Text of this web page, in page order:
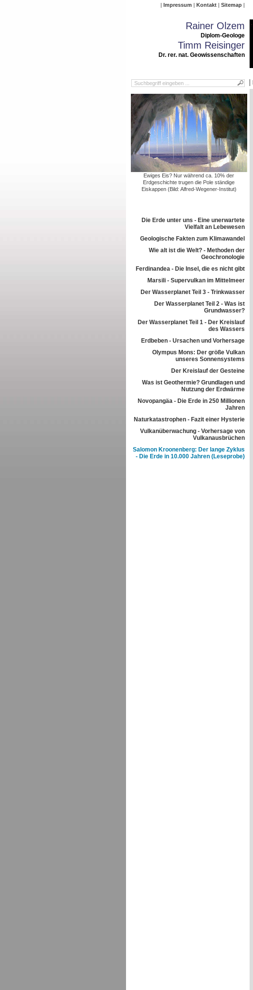
Impressum Kontakt Sitemap
Rainer Olzem
Diplom-Geologe
Timm Reisinger
Dr. rer. nat. Geowissenschaften
Ewiges Eis? Nur während ca. 10% der
Erdgeschichte trugen die Pole ständige
Eiskappen (Bild: Alfred-Wegener-Institut)
Die Erde unter uns - Eine unerwartete
Vielfalt an Lebewesen
Geologische Fakten zum Klimawandel
Wie alt ist die Welt? - Methoden der
Geochronologie
Ferdinandea - Die Insel, die es nicht gibt
Marsili - Supervulkan im Mittelmeer
Der Wasserplanet Teil 3 - Trinkwasser
Der Wasserplanet Teil 2 - Was ist
Grundwasser?
Der Wasserplanet Teil 1 - Der Kreislauf
des Wassers
Erdbeben - Ursachen und Vorhersage
Olympus Mons: Der größe Vulkan
unseres Sonnensystems
Der Kreislauf der Gesteine
Was ist Geothermie? Grundlagen und
Nutzung der Erdwärme
Novopangäa - Die Erde in 250 Millionen
Jahren
Naturkatastrophen - Fazit einer Hysterie
Vulkanüberwachung - Vorhersage von
Vulkanausbrüchen
Salomon Kroonenberg: Der lange Zyklus
- Die Erde in 10.000 Jahren (Leseprobe)